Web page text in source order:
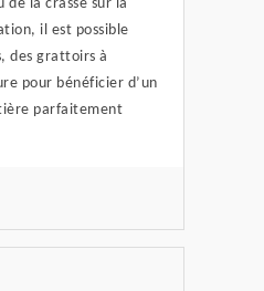
de la crasse sur la
il est possible
des grattoirs à
pour bénéficier d’un
parfaitement